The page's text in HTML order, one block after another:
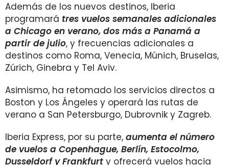
Además de los nuevos destinos, Iberia
programará tres vuelos semanales adicionales
a Chicago en verano, dos más a Panamá a
partir de julio, y frecuencias adicionales a
destinos como Roma, Venecia, Múnich, Bruselas,
Zúrich, Ginebra y Tel Aviv.
Asimismo, ha retomado los servicios directos a
Boston y Los Ángeles y operará las rutas de
verano a San Petersburgo, Dubrovnik y Zagreb.
Iberia Express, por su parte, aumenta el número
de vuelos a Copenhague, Berlín, Estocolmo,
Dusseldorf y Frankfurt y ofrecerá vuelos hacia